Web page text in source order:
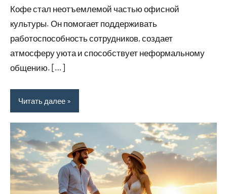
Кофе стал неотъемлемой частью офисной
культуры. Он помогает поддерживать
работоспособность сотрудников, создает
атмосферу уюта и способствует неформальному
общению. […]
Читать далее